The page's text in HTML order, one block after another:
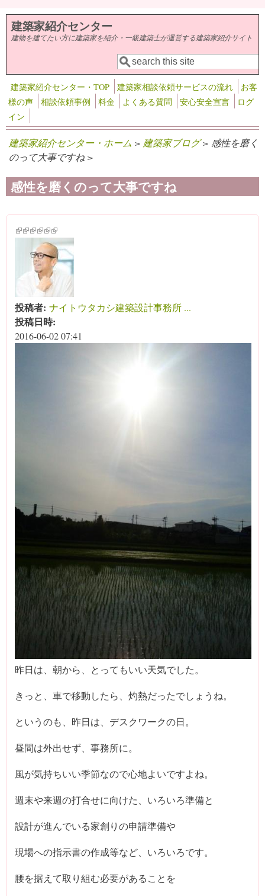
メインコンテンツに移動
建築家紹介センター
建物を建てたい方に建築家を紹介・一級建築士が運営する建築家紹介サイト
検索フォーム
検索
建築家紹介センター・TOP 建築家相談依頼サービスの流れ
お客
様の声
相談依頼事例 料金 よくある質問 安心安全宣言
ログ
イン
建築家紹介センター・ホーム > 建築家ブログ> 感性を磨く
のって大事ですね >
感性を磨くのって大事ですね
(link is external)
(link is external)
(link is external)
(link is external)
(link is external)
(link is external)
投稿者: ナイトウタカシ建築設計事務所 ...
投稿日時:
2016-06-02 07:41
昨日は、朝から、とってもいい天気でした。
きっと、車で移動したら、灼熱だったでしょうね。
というのも、昨日は、デスクワークの日。
昼間は外出せず、事務所に。
風が気持ちいい季節なので心地よいですよね。
週末や来週の打合せに向けた、いろいろ準備と
設計が進んでいる家創りの申請準備や
現場への指示書の作成等など、いろいろです。
腰を据えて取り組む必要があることを